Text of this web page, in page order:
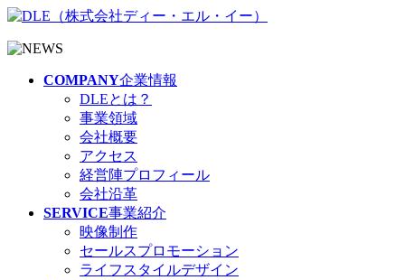
COMPANY企業情報
DLEとは？
事業領域
会社概要
アクセス
経営陣プロフィール
会社沿革
SERVICE事業紹介
映像制作
セールスプロモーション
ライフスタイルデザイン